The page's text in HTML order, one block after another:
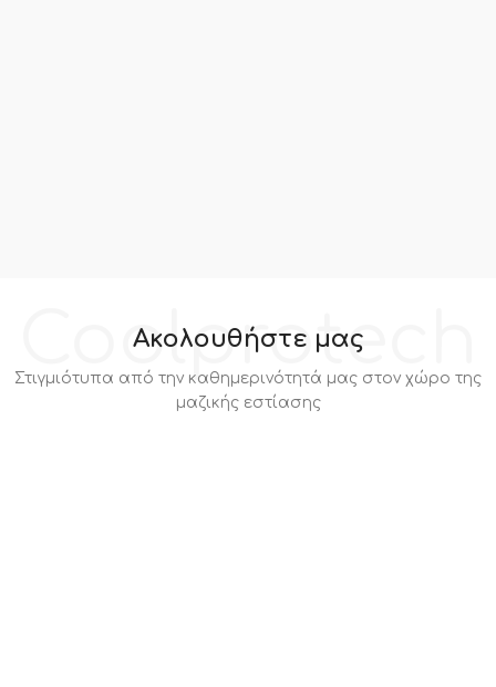
Coolprotech
Ακολουθήστε μας
Στιγμιότυπα από την καθημερινότητά μας στον χώρο της
μαζικής εστίασης